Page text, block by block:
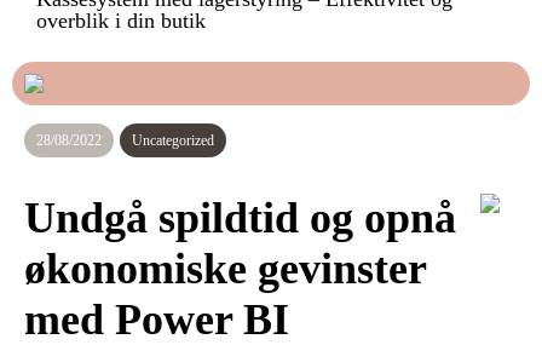
overblik i din butik
28/08/2022 Uncategorized
Undgå spildtid og opnå
økonomiske gevinster
med Power BI